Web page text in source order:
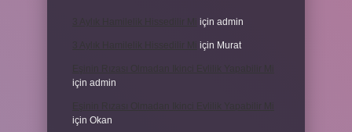
için admin
için Murat
için admin
için Okan